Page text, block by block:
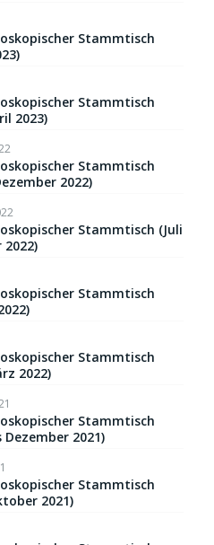
Stammtisch
Stammtisch
2023)
Stammtisch
2022)
Stammtisch (Juli
Stammtisch
Stammtisch
2022)
Stammtisch
2021)
Stammtisch
2021)